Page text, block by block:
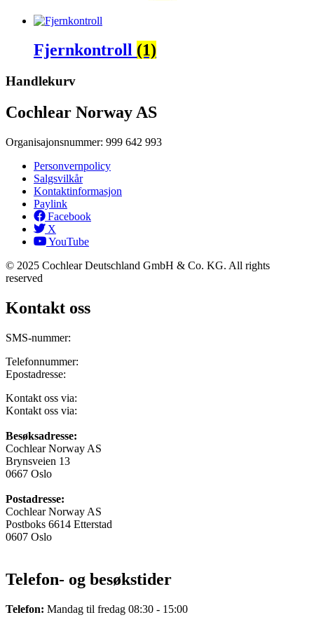
Fjernkontroll (1)
Handlekurv
Cochlear Norway AS
Organisajonsnummer: 999 642 993
Personvernpolicy
Salgsvilkår
Kontaktinformasjon
Paylink
Facebook
X
YouTube
© 2025 Cochlear Deutschland GmbH & Co. KG. All rights
reserved
Kontakt oss
SMS-nummer:
Telefonnummer:
Epostadresse:
Kontakt oss via:
Kontakt oss via:
Besøksadresse:
Cochlear Norway AS
Brynsveien 13
0667 Oslo
Postadresse:
Cochlear Norway AS
Postboks 6614 Etterstad
0607 Oslo
Telefon- og besøkstider
Telefon: Mandag til fredag 08:30 - 15:00